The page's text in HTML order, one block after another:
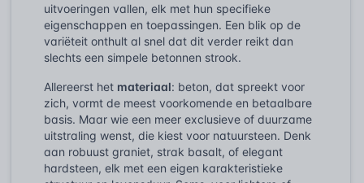
uitvoeringen vallen, elk met hun specifieke
eigenschappen en toepassingen. Een blik op de
variëteit onthult al snel dat dit verder reikt dan
slechts een simpele betonnen strook.
Allereerst het materiaal: beton, dat spreekt voor
zich, vormt de meest voorkomende en betaalbare
basis. Maar wie een meer exclusieve of duurzame
uitstraling wenst, die kiest voor natuursteen. Denk
aan robuust graniet, strak basalt, of elegant
hardsteen, elk met een eigen karakteristieke